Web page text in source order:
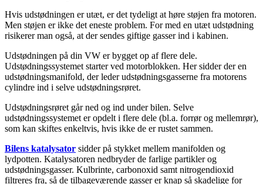
Hvis udstødningen er utæt, er det tydeligt at høre støjen fra motoren.
Men støjen er ikke det eneste problem. For med en utæt udstødning
risikerer man også, at der sendes giftige gasser ind i kabinen.
Udstødningen på din VW er bygget op af flere dele.
Udstødningssystemet starter ved motorblokken. Her sidder der en
udstødningsmanifold, der leder udstødningsgasserne fra motorens
cylindre ind i selve udstødningsrøret.
Udstødningsrøret går ned og ind under bilen. Selve
udstødningssystemet er opdelt i flere dele (bl.a. forrør og mellemrør),
som kan skiftes enkeltvis, hvis ikke de er rustet sammen.
Bilens katalysator sidder på stykket mellem manifolden og
lydpotten. Katalysatoren nedbryder de farlige partikler og
udstødningsgasser. Kulbrinte, carbonoxid samt nitrogendioxid
filtreres fra, så de tilbageværende gasser er knap så skadelige for